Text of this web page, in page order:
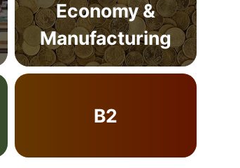
Economy &
Manufacturing
B2